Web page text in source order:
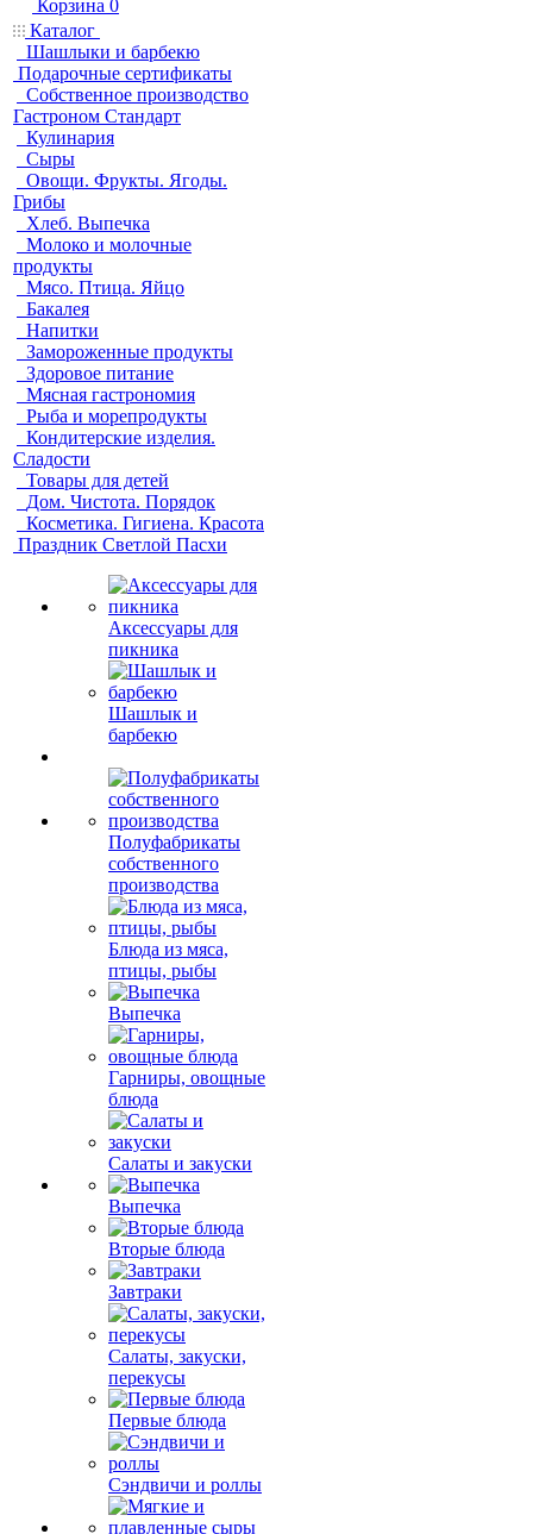
Корзина 0
Каталог
Шашлыки и барбекю
Подарочные сертификаты
Собственное производство
Гастроном Стандарт
Кулинария
Сыры
Овощи. Фрукты. Ягоды.
Грибы
Хлеб. Выпечка
Молоко и молочные
продукты
Мясо. Птица. Яйцо
Бакалея
Напитки
Замороженные продукты
Здоровое питание
Мясная гастрономия
Рыба и морепродукты
Кондитерские изделия.
Сладости
Товары для детей
Дом. Чистота. Порядок
Косметика. Гигиена. Красота
Праздник Светлой Пасхи
Аксессуары для
пикника
Шашлык и
барбекю
Полуфабрикаты
собственного
производства
Блюда из мяса,
птицы, рыбы
Выпечка
Гарниры, овощные
блюда
Салаты и закуски
Выпечка
Вторые блюда
Завтраки
Салаты, закуски,
перекусы
Первые блюда
Сэндвичи и роллы